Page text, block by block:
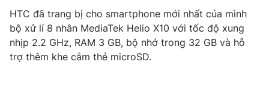
Phim VTV
Hậu trường
Nhân vật
Giải trí
Điện ảnh
Đời sống
HTC đã trang bị cho smartphone mới nhất của mình
bộ xử lí 8 nhân MediaTek Helio X10 với tốc độ xung
nhịp 2.2 GHz, RAM 3 GB, bộ nhớ trong 32 GB và hỗ
trợ thêm khe cắm thẻ microSD.